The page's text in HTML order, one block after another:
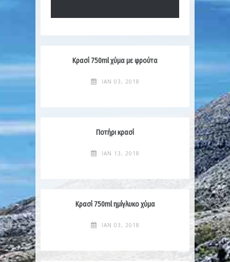
Κρασί 750ml χύμα με φρούτα
ΙΑΝ 03, 2018
Ποτήρι κρασί
ΙΑΝ 13, 2018
Κρασί 750ml ημίγλυκο χύμα
ΙΑΝ 03, 2018